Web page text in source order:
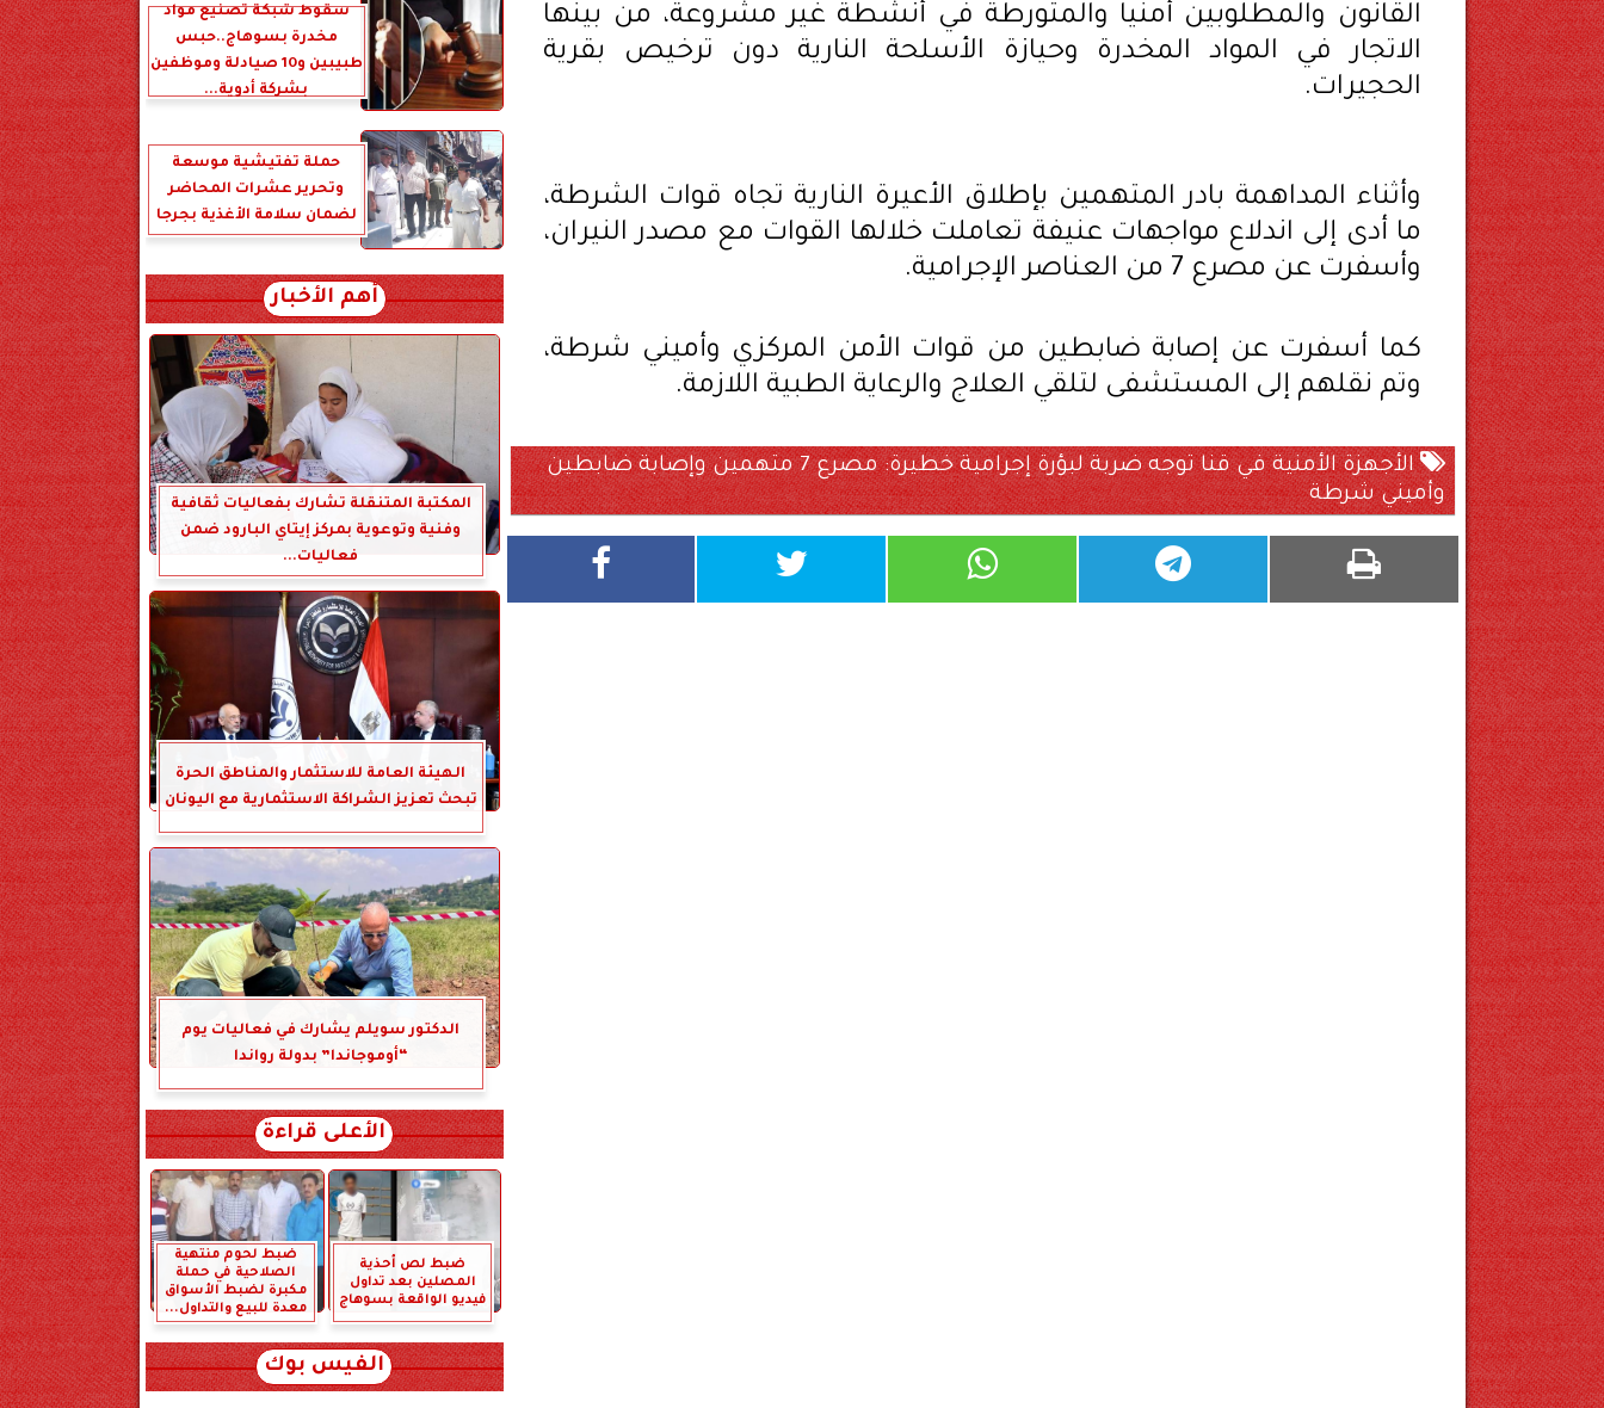
القانون والمطلوبين أمنيا والمتورطة في أنشطة غير مشروعة، من بينها
الاتجار في المواد المخدرة وحيازة الأسلحة النارية دون ترخيص بقرية
الحجيرات.
وأثناء المداهمة بادر المتهمين بإطلاق الأعيرة النارية تجاه قوات الشرطة،
ما أدى إلى اندلاع مواجهات عنيفة تعاملت خلالها القوات مع مصدر النيران،
وأسفرت عن مصرع 7 من العناصر الإجرامية.
كما أسفرت عن إصابة ضابطين من قوات الأمن المركزي وأميني شرطة،
وتم نقلهم إلى المستشفى لتلقي العلاج والرعاية الطبية اللازمة.
الأجهزة الأمنية في قنا توجه ضربة لبؤرة إجرامية خطيرة: مصرع 7 متهمين وإصابة ضابطين
وأميني شرطة
سقوط شبكة تصنيع مواد
مخدرة بسوهاج..حبس
طبيبين و10 صيادلة وموظفين
بشركة أدوية...
حملة تفتيشية موسعة
وتحرير عشرات المحاضر
لضمان سلامة الأغذية بجرجا
أهم الأخبار
المكتبة المتنقلة تشارك بفعاليات ثقافية
وفنية وتوعوية بمركز إيتاي البارود ضمن
فعاليات...
الهيئة العامة للاستثمار والمناطق الحرة
تبحث تعزيز الشراكة الاستثمارية مع اليونان
الدكتور سويلم يشارك في فعاليات يوم
“أوموجاندا” بدولة رواندا
الأعلى قراءة
ضبط لص أحذية
المصلين بعد تداول
فيديو الواقعة بسوهاج
ضبط لحوم منتهية
الصلاحية في حملة
مكبرة لضبط الأسواق
معدة للبيع والتداول...
الفيس بوك